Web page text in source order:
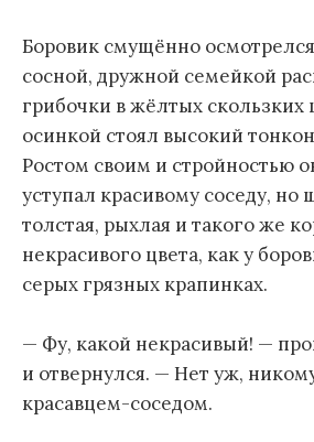
Боровик смущённо
сосной, дружной семейкой
грибочки в жёлтых скользких
осинкой стоял высокий
Ростом своим и стройностью
уступал красивому соседу, но
толстая, рыхлая и такого же
некрасивого цвета, как у
серых грязных крапинках.
— Фу, какой некрасивый! —
и отвернулся. — Нет уж,
красавцем-соседом.